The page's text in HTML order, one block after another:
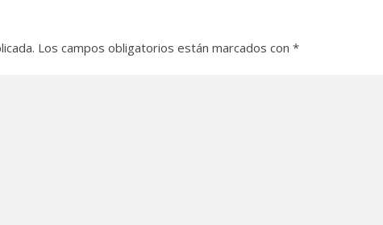
Los campos obligatorios están marcados con *